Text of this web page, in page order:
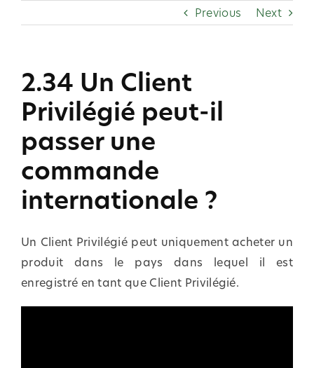
Previous Next
2.34 Un Client
Privilégié peut-il
passer une
commande
internationale ?
Un Client Privilégié peut uniquement acheter un
produit dans le pays dans lequel il est
enregistré en tant que Client Privilégié.